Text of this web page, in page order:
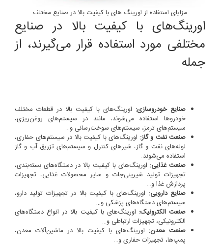
مزایای استفاده از اورینگ های با کیفیت بالا در صنایع مختلف
اورینگ‌های با کیفیت بالا در صنایع
مختلفی مورد استفاده قرار می‌گیرند، از
جمله
صنایع خودروسازی: اورینگ‌های با کیفیت بالا در قطعات مختلف
خودروها استفاده می‌شوند، مانند در سیستم‌های روغن‌ریزی،
سیستم‌های ترمز، سیستم‌های سوخت‌رسانی و…
صنعت نفت و گاز: اورینگ‌های با کیفیت بالا در سیستم‌های حفاری،
لوله‌های نفت و گاز، شیرهای کنترل و سیستم‌های تزریق آب و گاز
استفاده می‌شوند.
صنعت غذایی: اورینگ‌های با کیفیت بالا در دستگاه‌های بسته‌بندی،
تجهیزات تولید شیرینی‌جات و سایر محصولات غذایی، تجهیزات
پردازش غذا و…
صنایع دارویی: اورینگ‌های با کیفیت بالا در تجهیزات تولید دارو،
سیستم‌های دستگاه‌های پزشکی و…
صنعت الکترونیک: اورینگ‌های با کیفیت بالا در انواع دستگاه‌های
الکترونیکی، تجهیزات ارتباطی و…
صنعت معدن: اورینگ‌های با کیفیت بالا در ماشین‌آلات معدن،
پمپ‌ها، تجهیزات حفاری و…